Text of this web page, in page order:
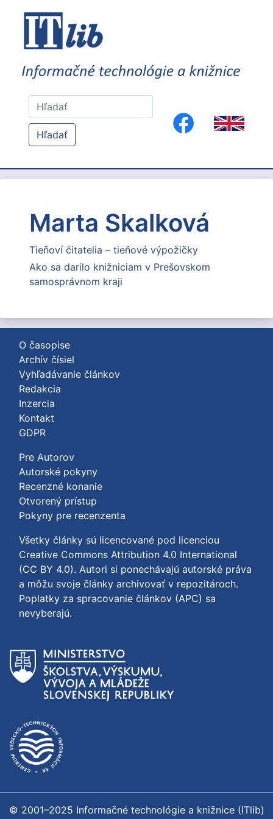
Hľadať
Marta Skalková
Tieňoví čitatelia – tieňové výpožičky
Ako sa darilo knižniciam v Prešovskom
samosprávnom kraji
O časopise
Archív čísiel
Vyhľadávanie článkov
Redakcia
Inzercia
Kontakt
GDPR
Pre Autorov
Autorské pokyny
Recenzné konanie
Otvorený prístup
Pokyny pre recenzenta
Všetky články sú licencované pod licenciou
Creative Commons Attribution 4.0 International
(CC BY 4.0). Autori si ponechávajú autorské práva
a môžu svoje články archivovať v repozitároch.
Poplatky za spracovanie článkov (APC) sa
nevyberajú.
© 2001–2025 Informačné technológie a knižnice (ITlib)